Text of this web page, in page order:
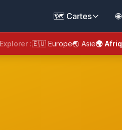
🗺️ Cartes
Explorer :🇪🇺 Europe🌏 Asie🌍